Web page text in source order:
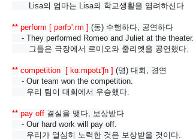
Lisa의 엄마는 Lisa의 학교생활을 염려하신다
** perform [ pərfɔ'ːrm ] (동) 수행하다, 공연하다
- They performed Romeo and Juliet at the theater.
그들은 극장에서 로미오와 줄리엣을 공연했다.
** competition [ kɑːmpətɪ'ʃn ] (명) 대회, 경연
- Our team won the competition.
우리 팀이 대회에서 우승했다.
** pay off 결실을 맺다, 보상받다
- Our hard work will pay off.
우리가 열심히 노력한 것은 보상받을 것이다.